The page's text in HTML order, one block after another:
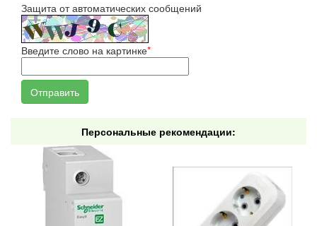
Защита от автоматических сообщений
Введите слово на картинке*
Персональные рекомендации: